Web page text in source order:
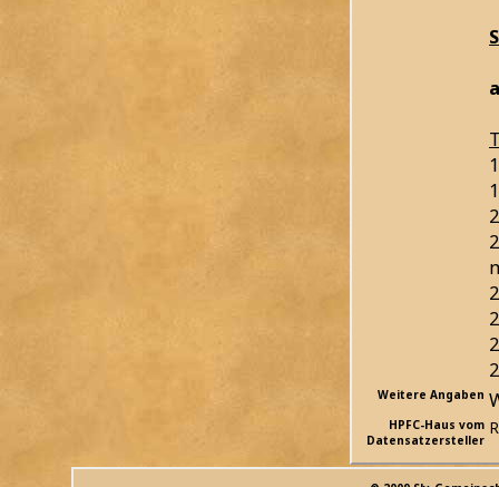
Weitere Angaben
HPFC-Haus vom
Datensatzersteller